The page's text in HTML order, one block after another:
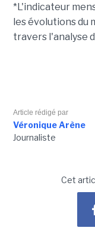
*L'indicateur
les évolutions du
travers l'analyse
Article rédigé par
Véronique Arène
Journaliste
Cet